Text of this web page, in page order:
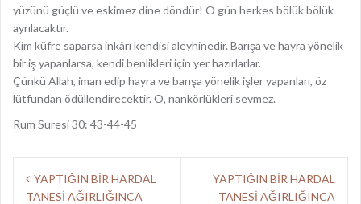
yüzünü güçlü ve eskimez dine döndür! O gün herkes bölük bölük
ayrılacaktır.
Kim küfre saparsa inkârı kendisi aleyhinedir. Barışa ve hayra yönelik
bir iş yapanlarsa, kendi benlikleri için yer hazırlarlar.
Çünkü Allah, iman edip hayra ve barışa yönelik işler yapanları, öz
lütfundan ödüllendirecektir. O, nankörlükleri sevmez.
Rum Suresi 30: 43-44-45
YAPTIĞIN BİR HARDAL
TANESİ AĞIRLIĞINCA
YAPTIĞIN BİR HARDAL
TANESİ AĞIRLIĞINCA